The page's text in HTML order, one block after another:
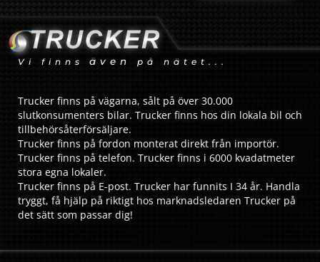
Vi finns även på nätet...
Trucker finns på vägarna, sålt på över 30.000
slutkonsumenters bilar. Trucker finns hos din lokala bil och
tillbehörsåterförsäljare.
Trucker finns på fordon monterat direkt från importör.
Trucker finns på telefon. Trucker finns i 6000 kvadatmeter
stora egna lokaler.
Trucker finns på E-post. Trucker har funnits I 34 år. Handla
tryggt, få hjälp på riktigt hos marknadsledaren Trucker på
det sätt som passar dig!